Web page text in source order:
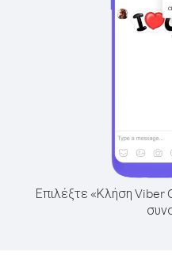
Επιλέξτε «Κλήση Viber